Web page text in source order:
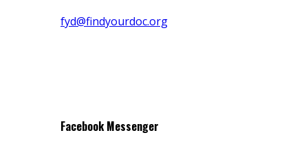
fyd@findyourdoc.org
Facebook Messenger